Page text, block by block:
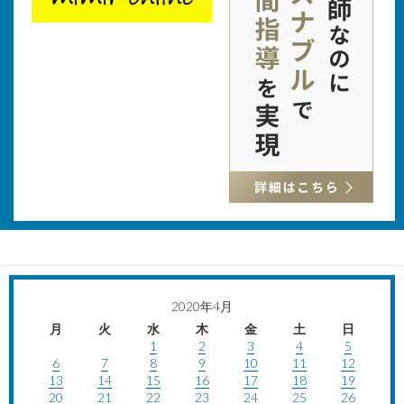
2020年4月
月
火 水 木 金 土
日
1
2 3 4
5
6
7 8 9 10 11
12
13
14 15 16 17 18
19
20
21 22 23 24 25
26